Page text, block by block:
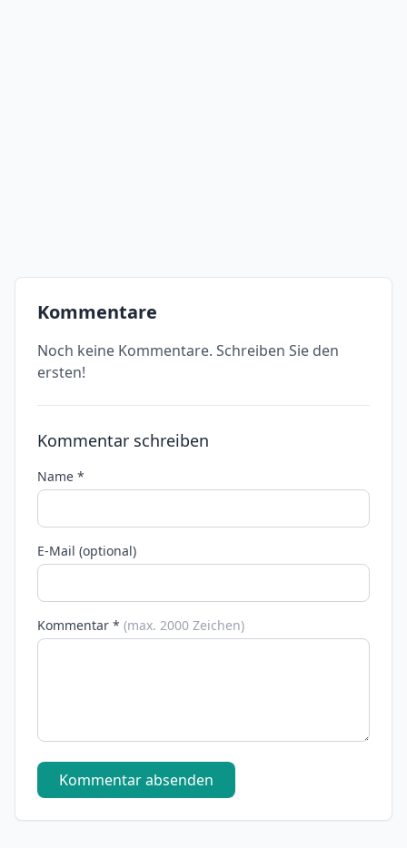
Kommentare
Noch keine Kommentare. Schreiben Sie den
ersten!
Kommentar schreiben
Name *
E-Mail (optional)
Kommentar * (max. 2000 Zeichen)
Kommentar absenden